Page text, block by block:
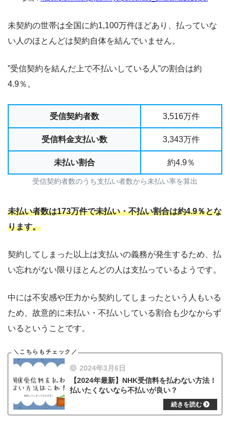
未契約の世帯は全国に約1,100万件ほどあり、払っていな
い人のほとんどは契約自体を結んでいません。
”受信契約を結んだ上で不払いしている人”の割合は約
4.9％。
受信契約者数 3,516万件
受信料金支払い数 3,343万件
未払い割合 約4.9％
受信契約者数のうち支払い者数から未払い率を算出
未払い者数は173万件で未払い・不払い割合は約4.9％とな
ります。
契約してしまった以上は支払いの義務が発生するため、払
い忘れがない限りほとんどの人は支払っているようです。
中には不安感や圧力から契約してしまったという人もいる
ため、故意的に未払い・不払いしている割合も少なからず
いるということです。
2024年3月6日
【2024年最新】NHK受信料を払わない方法！
払いたくないなら不払いが良い？